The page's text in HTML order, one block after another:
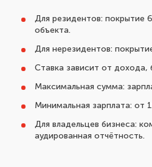
Для резидентов: покрытие
объекта.
Для нерезидентов:
Ставка зависит от дохода,
Максимальная сумма:
Минимальная зарплата: от
Для владельцев бизнеса:
аудированная отчётность.